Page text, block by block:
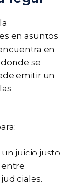
en asuntos
en
se
emitir un
juicio justo.
entre